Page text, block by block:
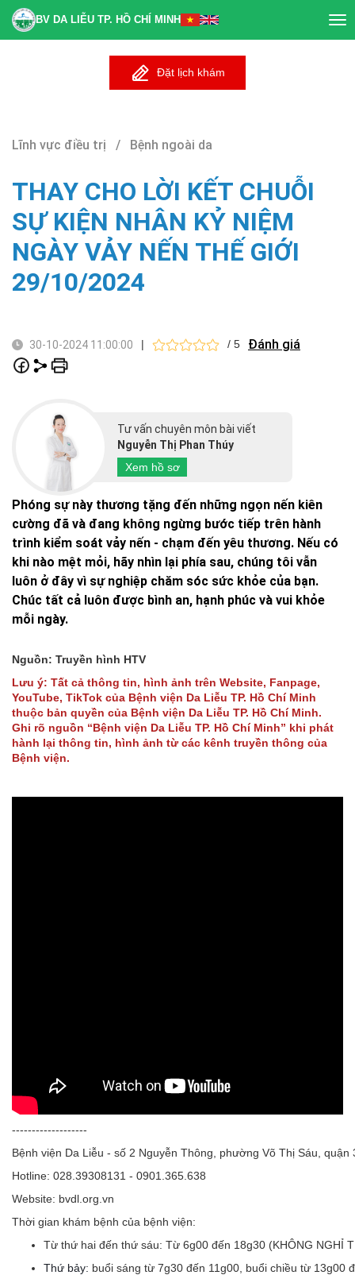
BV DA LIỄU TP. HỒ CHÍ MINH
Đặt lịch khám
Lĩnh vực điều trị / Bệnh ngoài da
THAY CHO LỜI KẾT CHUỖI
SỰ KIỆN NHÂN KỶ NIỆM
NGÀY VẢY NẾN THẾ GIỚI
29/10/2024
30-10-2024 11:00:00 | / 5 Đánh giá
Tư vấn chuyên môn bài viết
Nguyễn Thị Phan Thúy
Xem hồ sơ
Phóng sự này thương tặng đến những ngọn nến kiên
cường đã và đang không ngừng bước tiếp trên hành
trình kiểm soát vảy nến - chạm đến yêu thương. Nếu có
khi nào mệt mỏi, hãy nhìn lại phía sau, chúng tôi vẫn
luôn ở đây vì sự nghiệp chăm sóc sức khỏe của bạn.
Chúc tất cả luôn được bình an, hạnh phúc và vui khỏe
mỗi ngày.
Nguồn: Truyền hình HTV
Lưu ý: Tất cả thông tin, hình ảnh trên Website, Fanpage,
YouTube, TikTok của Bệnh viện Da Liễu TP. Hồ Chí Minh
thuộc bản quyền của Bệnh viện Da Liễu TP. Hồ Chí Minh.
Ghi rõ nguồn “Bệnh viện Da Liễu TP. Hồ Chí Minh” khi phát
hành lại thông tin, hình ảnh từ các kênh truyền thông của
Bệnh viện.
-------------------
Bệnh viện Da Liễu - số 2 Nguyễn Thông, phường Võ Thị Sáu, quận
Hotline: 028.39308131 - 0901.365.638
Website: bvdl.org.vn
Thời gian khám bệnh của bệnh viện:
Từ thứ hai đến thứ sáu: Từ 6g00 đến 18g30 (KHÔNG NGHỈ
Thứ bảy: buổi sáng từ 7g30 đến 11g00, buổi chiều từ 13g00